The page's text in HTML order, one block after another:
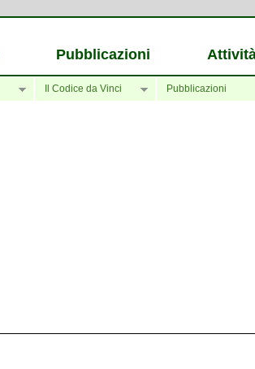
Pubblicazioni
Il Codice da Vinci Pubblicazioni